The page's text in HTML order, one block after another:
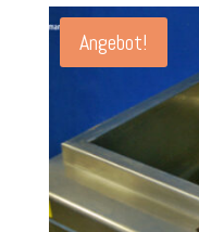
Angebot!